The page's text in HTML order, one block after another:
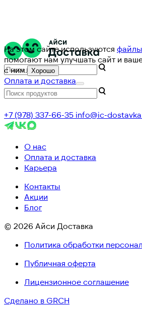
На этом сайте используются
помогают нам улучшать сайт и
с ним. Хорошо
Оплата и доставка
+7 (978) 337-66-35 info@ic-
О нас
Оплата и доставка
Карьера
Контакты
Акции
Блог
© 2026 Айси Доставка
Политика обработки
Публичная оферта
Лицензионное соглашение
Сделано в GRCH